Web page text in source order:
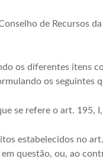
de Recursos da
os diferentes itens
os seguintes
se refere o art. 195, I,
estabelecidos no art.
questão, ou, ao